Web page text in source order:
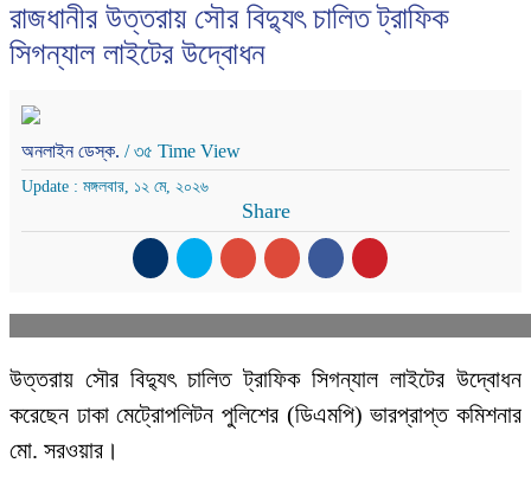
রাজধানীর উত্তরায় সৌর বিদ্যুৎ চালিত ট্রাফিক
সিগন্যাল লাইটের উদ্বোধন
অনলাইন ডেস্ক. / ৩৫ Time View
Update : মঙ্গলবার, ১২ মে, ২০২৬
Share
উত্তরায় সৌর বিদ্যুৎ চালিত ট্রাফিক সিগন্যাল লাইটের উদ্বোধন
করেছেন ঢাকা মেট্রোপলিটন পুলিশের (ডিএমপি) ভারপ্রাপ্ত কমিশনার
মো. সরওয়ার।